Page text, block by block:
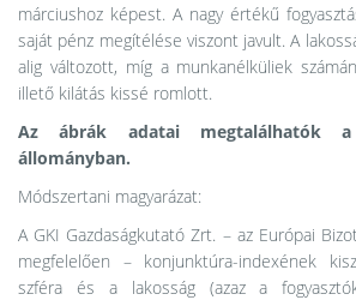
márciushoz képest. A nagy értékű
saját pénz megítélése viszont javult. A
alig változott, míg a munkanélküliek
illető kilátás kissé romlott.
Az ábrák adatai megtalálhatók
állományban.
Módszertani magyarázat:
A GKI Gazdaságkutató Zrt. – az Európai
megfelelően – konjunktúra-indexének
szféra és a lakosság (azaz a